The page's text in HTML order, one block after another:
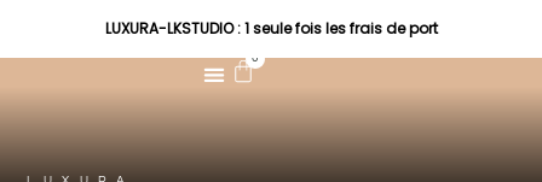
LUXURA-LKSTUDIO : 1 seule fois les frais de port
0